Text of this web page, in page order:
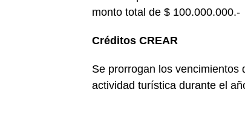
monto total de $ 100.000.000.-
Créditos CREAR
Se prorrogan los vencimientos
actividad turística durante el